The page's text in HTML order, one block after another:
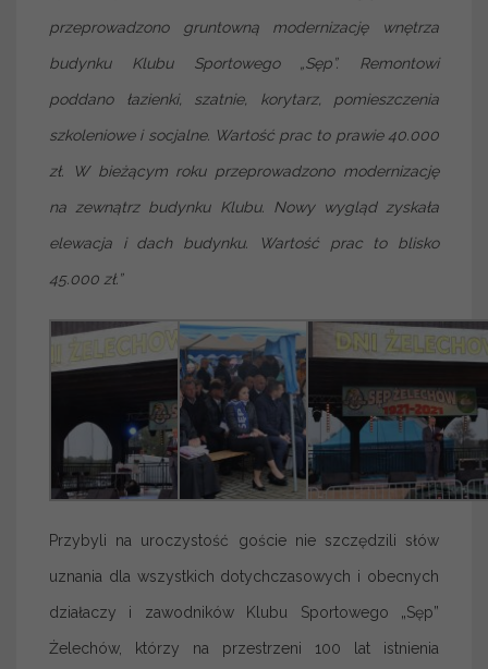
przeprowadzono gruntowną modernizację wnętrza
budynku Klubu Sportowego „Sęp”. Remontowi
poddano łazienki, szatnie, korytarz, pomieszczenia
szkoleniowe i socjalne. Wartość prac to prawie 40.000
zł. W bieżącym roku przeprowadzono modernizację
na zewnątrz budynku Klubu. Nowy wygląd zyskała
elewacja i dach budynku. Wartość prac to blisko
45.000 zł.”
Przybyli na uroczystość goście nie szczędzili słów
uznania dla wszystkich dotychczasowych i obecnych
działaczy i zawodników Klubu Sportowego „Sęp”
Żelechów, którzy na przestrzeni 100 lat istnienia